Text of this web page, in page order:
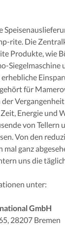
rite. Die
Produkte, wie
Siegelmaschine
für
Vergangenheit
Energie und
von Tellern
Von den
mal ganz
uns die
unter:
GmbH
28207 Bremen